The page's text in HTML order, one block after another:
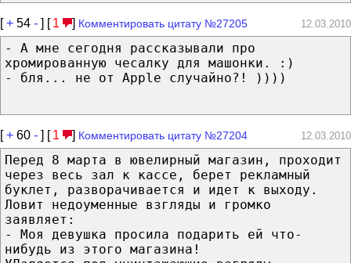
[+ 54 - ] [ 1 ] Комментировать цитату №27205 12.03.2010
- А мне сегодня рассказывали про
хромированную чесалку для машонки. :)
- бля... не от Apple случайно?! ))))
[+ 60 - ] [ 1 ] Комментировать цитату №27204 12.03.2010
Перед 8 марта в ювелирный магазин, проходит
через весь зал к кассе, берет рекламный
буклет, разворачивается и идет к выходу.
Ловит недоуменные взгляды и громко
заявляет:
- Моя девушка просила подарить ей что-
нибудь из этого магазина!